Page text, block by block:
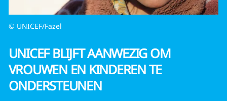
© UNICEF/Fazel
UNICEF BLIJFT AANWEZIG OM
VROUWEN EN KINDEREN TE
ONDERSTEUNEN